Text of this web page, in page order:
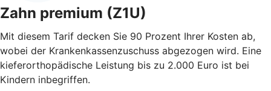
Zahn premium (Z1U)
Mit diesem Tarif decken Sie 90 Prozent Ihrer Kosten ab,
wobei der Krankenkassenzuschuss abgezogen wird. Eine
kieferorthopädische Leistung bis zu 2.000 Euro ist bei
Kindern inbegriffen.